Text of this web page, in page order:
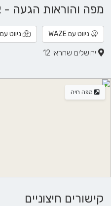
מפה והוראות הגעה -
ניווט עם WAZE ניווט
ירושלים שחראי 12
מפה חיה
קישורים חיצוניים